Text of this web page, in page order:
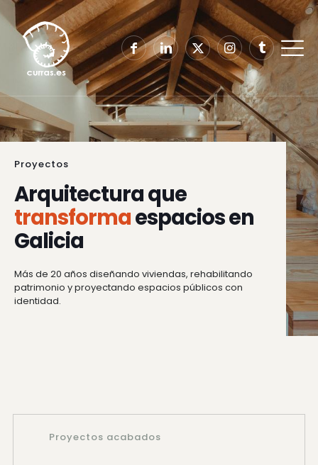
Proyectos
Arquitectura que
transformaespacios en
Galicia
Más de 20 años diseñando viviendas, rehabilitando
patrimonio y proyectando espacios públicos con
identidad.
Proyectos acabados